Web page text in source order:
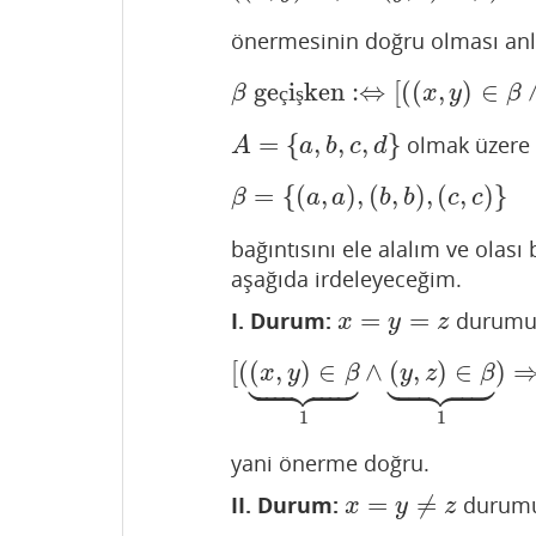
önermesinin doğru olması
β geçişken :⇔ [((x, y) ∈ β
βgeçişken:⇔[( x,y )∈
A = {a, b, c, d}
A= {a, bc,d} olmak üzere
β = {(a, a), (b, b), (c, c)}
β ={(a,a),( b,b ),(c,c)}
bağıntısını ele alalım ve
aşağıda irdeleyeceğim.
I. Durum: x = y = z
x= y= z
[((x, y) ∈ β
 

 
1
∧ (y, z) ∈ β
 

 
1
)
[( x,y)∈β⏟ 1∧ y,z )∈β⏟
yani önerme doğru.
II. Durum: x = y ≠ z
x= y≠ z